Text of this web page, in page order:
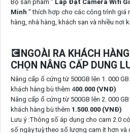
Bộ sản phẩm " Lắp Đặt Camera Wifi
Minh " thích hợp cho các công trình giá
hàng, nhà hàng, khách sạn và nhiều nơi
💽NGOÀI RA KHÁCH
CHỌN NÂNG CẤP DUNG
Nâng cấp ổ cứng từ 500GB lên 1. 000
khách hàng bù thêm 400.000 (VNĐ)
Nâng cấp ổ cứng từ 500GB lên 2. 000
khách hàng bù thêm 1.500.000 (VNĐ)
Lưu ý :Thông số áp dụng cho cam 2.0
số ngày tuỳ theo số lượng cam ít hơn và